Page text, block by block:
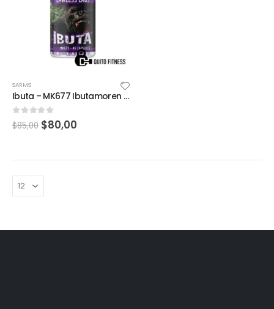
SARMS
Ibuta – MK677 Ibutamoren Lawless Labs 45 capsulas
0 out of 5
$85,00 $80,00